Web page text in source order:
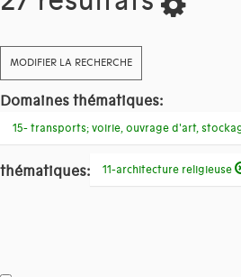
MODIFIER LA RECHERCHE
Domaines thématiques:
15- transports; voirie, ouvrage d'art,
thématiques: 11-architecture religieuse